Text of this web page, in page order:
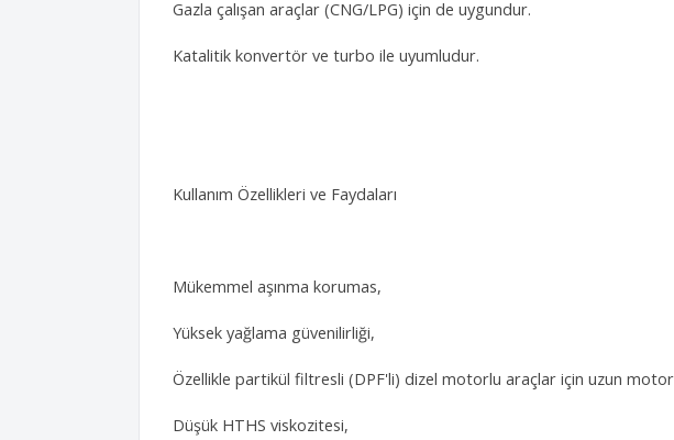
Gazla çalışan araçlar (CNG/LPG) için de uygundur.
Katalitik konvertör ve turbo ile uyumludur.
Kullanım Özellikleri ve Faydaları
Mükemmel aşınma korumas,
Yüksek yağlama güvenilirliği,
Özellikle partikül filtresli (DPF'li) dizel motorlu araçlar için uzun
Düşük HTHS viskozitesi,